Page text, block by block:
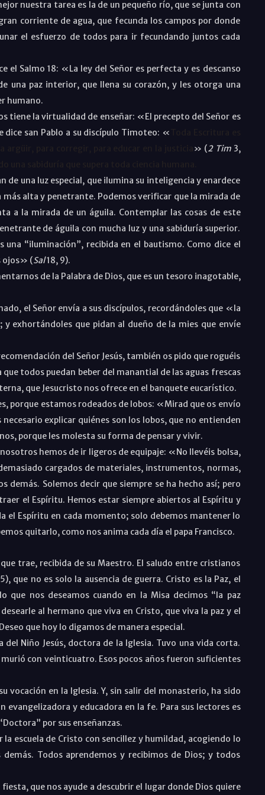
nuestra tarea es la de un pequeño río, que se junta con
corriente de agua, que fecunda los campos por donde
el esfuerzo de todos para ir fecundando juntos cada
el Salmo 18: «La ley del Señor es perfecta y es descanso
una paz interior, que llena su corazón, y les otorga una
humano.
la virtualidad de enseñar: «El precepto del Señor es
dice san Pablo a su discípulo Timoteo: «
» (2 Tim 3,
una luz especial, que ilumina su inteligencia y enardece
alta y penetrante. Podemos verificar que la mirada de
a la mirada de un águila. Contemplar las cosas de este
de águila con mucha luz y una sabiduría superior.
“iluminación”, recibida en el bautismo. Como dice el
ojos» (Sal18, 9).
de la Palabra de Dios, que es un tesoro inagotable,
el Señor envía a sus discípulos, recordándoles que «la
y exhortándoles que pidan al dueño de la mies que envíe
del Señor Jesús, también os pido que roguéis
todos puedan beber del manantial de las aguas frescas
que Jesucristo nos ofrece en el banquete eucarístico.
estamos rodeados de lobos: «Mirad que os envío
necesario explicar quiénes son los lobos, que no entienden
porque les molesta su forma de pensar y vivir.
hemos de ir ligeros de equipaje: «No llevéis bolsa,
cargados de materiales, instrumentos, normas,
demás. Solemos decir que siempre se ha hecho así; pero
el Espíritu. Hemos estar siempre abiertos al Espíritu y
el Espíritu en cada momento; solo debemos mantener lo
quitarlo, como nos anima cada día el papa Francisco.
recibida de su Maestro. El saludo entre cristianos
), que no es solo la ausencia de guerra. Cristo es la Paz, el
que nos deseamos cuando en la Misa decimos “la paz
al hermano que viva en Cristo, que viva la paz y el
que hoy lo digamos de manera especial.
Niño Jesús, doctora de la Iglesia. Tuvo una vida corta.
con veinticuatro. Esos pocos años fueron suficientes
en la Iglesia. Y, sin salir del monasterio, ha sido
evangelizadora y educadora en la fe. Para sus lectores es
por sus enseñanzas.
de Cristo con sencillez y humildad, acogiendo lo
Todos aprendemos y recibimos de Dios; y todos
que nos ayude a descubrir el lugar donde Dios quiere